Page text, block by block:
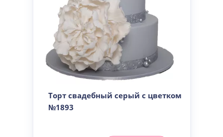
Торт свадебный серый с цветком
№1893